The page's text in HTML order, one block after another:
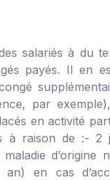
salariés à du
payés. Il en
par
en activité
à raison de :- 2
d’origine
en cas